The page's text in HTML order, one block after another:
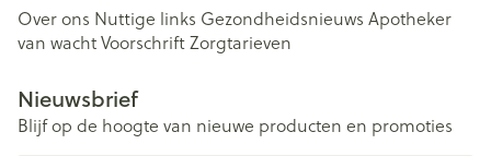
Over ons Nuttige links Gezondheidsnieuws Apotheker
van wachtVoorschriftZorgtarieven
Nieuwsbrief
Blijf op de hoogte van nieuwe producten en promoties